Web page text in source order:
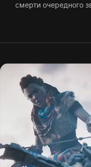
смерти очередного